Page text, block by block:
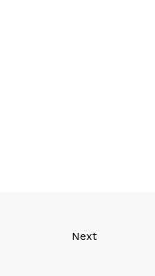
Next